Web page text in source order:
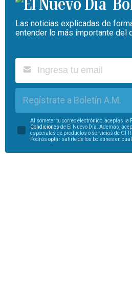
Las noticias explicadas de
entender lo más importante del
Regístrate a Boletín A.M.
Al someter tu correo electrónico, aceptas la
Condiciones de El Nuevo Día. Además,
especiales de productos o servicios de
Podrás optar salirte de los boletines en